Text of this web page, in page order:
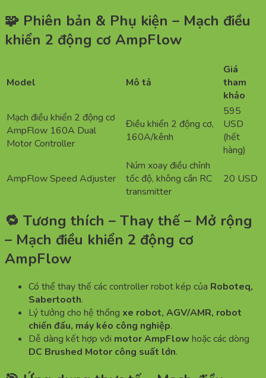
🧩 Phiên bản & Phụ kiện – Mạch điều
khiển 2 động cơ AmpFlow
Model Mô tả
Giá
tham
khảo
Mạch điều khiển 2 động cơ
AmpFlow 160A Dual
Motor Controller
Điều khiển 2 động cơ,
160A/kênh
595
USD
(hết
hàng)
AmpFlow Speed Adjuster
Núm xoay điều chỉnh
tốc độ, không cần RC
transmitter
20 USD
🔁 Tương thích – Thay thế – Mở rộng
– Mạch điều khiển 2 động cơ
AmpFlow
Có thể thay thế các controller robot kép của Roboteq,
Sabertooth.
Lý tưởng cho hệ thống xe robot, AGV/AMR, robot
chiến đấu, máy kéo công nghiệp.
Dễ dàng kết hợp với motor AmpFlow hoặc các dòng
DC Brushed Motor công suất lớn.